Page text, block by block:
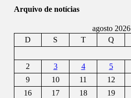
Arquivo de notícias
agosto 2026
D
S T Q
2
3 4 5
9
10 11 12
16
17 18 19